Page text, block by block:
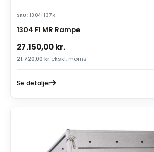
SKU: 1304F137R
1304 F1 MR Rampe
27.150,00kr.
21.720,00 kr.ekskl. moms
Se detaljer